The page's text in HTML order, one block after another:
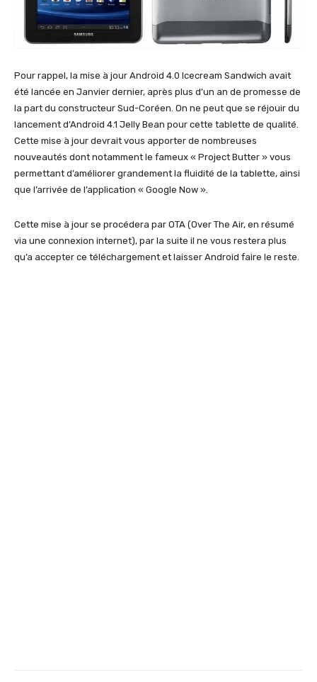
Pour rappel, la mise à jour Android 4.0 Icecream Sandwich avait
été lancée en Janvier dernier, après plus d’un an de promesse de
la part du constructeur Sud-Coréen. On ne peut que se réjouir du
lancement d’Android 4.1 Jelly Bean pour cette tablette de qualité.
Cette mise à jour devrait vous apporter de nombreuses
nouveautés dont notamment le fameux « Project Butter » vous
permettant d’améliorer grandement la fluidité de la tablette, ainsi
que l’arrivée de l’application « Google Now ».
Cette mise à jour se procédera par OTA (Over The Air, en résumé
via une connexion internet), par la suite il ne vous restera plus
qu’a accepter ce téléchargement et laisser Android faire le reste.